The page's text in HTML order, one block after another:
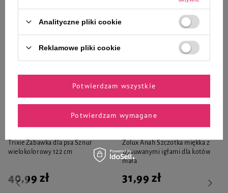
Zaufane i polecane przez
naszych ekspertów
Trixie Zabawka dla psa Sznur
wielokolorowy 122 cm
40,99 zł
Zolux Anah Szczotka miękka z
wysuwanymi igłami dla kotów
mała
31,99 zł
Analityczne pliki cookie
Reklamowe pliki cookie
Potwierdzam wymagane
Potwierdzam wszystkie